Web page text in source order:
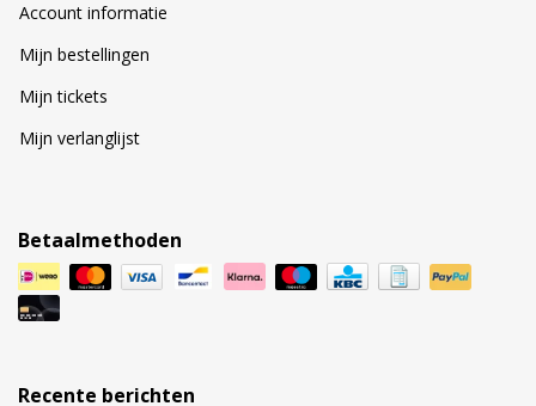
Account informatie
Mijn bestellingen
Mijn tickets
Mijn verlanglijst
Betaalmethoden
Recente berichten